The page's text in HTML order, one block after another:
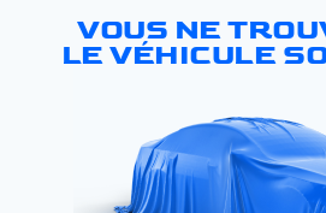
VOUS NE
LE VÉHICULE